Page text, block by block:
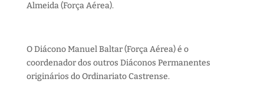
Almeida (Força Aérea).
O Diácono Manuel Baltar (Força Aérea) é o
coordenador dos outros Diáconos Permanentes
originários do Ordinariato Castrense.